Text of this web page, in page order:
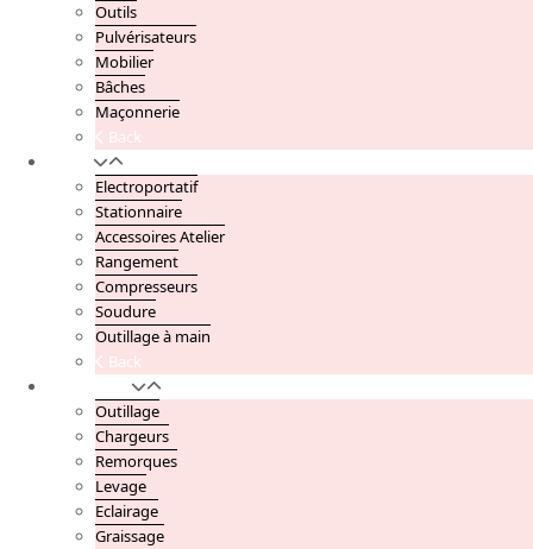
Outils
Pulvérisateurs
Mobilier
Bâches
Maçonnerie
Back
Electroportatif
Stationnaire
Accessoires Atelier
Rangement
Compresseurs
Soudure
Outillage à main
Back
Outillage
Chargeurs
Remorques
Levage
Eclairage
Graissage